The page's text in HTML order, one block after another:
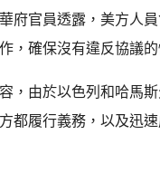
府官員透露，美方人
，確保沒有違反協議
，由於以色列和哈馬
都履行義務，以及迅速